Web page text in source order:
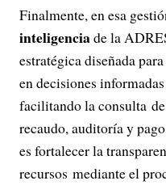
Finalmente, en esa
inteligenciade la
estratégica diseñada
en decisiones
facilitando la consulta
recaudo, auditoría y
es fortalecer la
recursos mediante el